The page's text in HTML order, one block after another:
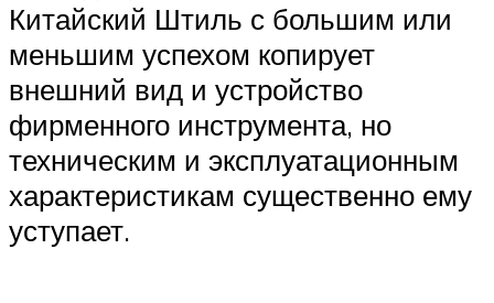
Китайский Штиль с большим или
меньшим успехом копирует
внешний вид и устройство
фирменного инструмента, но
техническим и эксплуатационным
характеристикам существенно ему
уступает.